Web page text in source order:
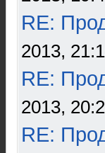
RE:
2013,
RE:
2013,
RE: